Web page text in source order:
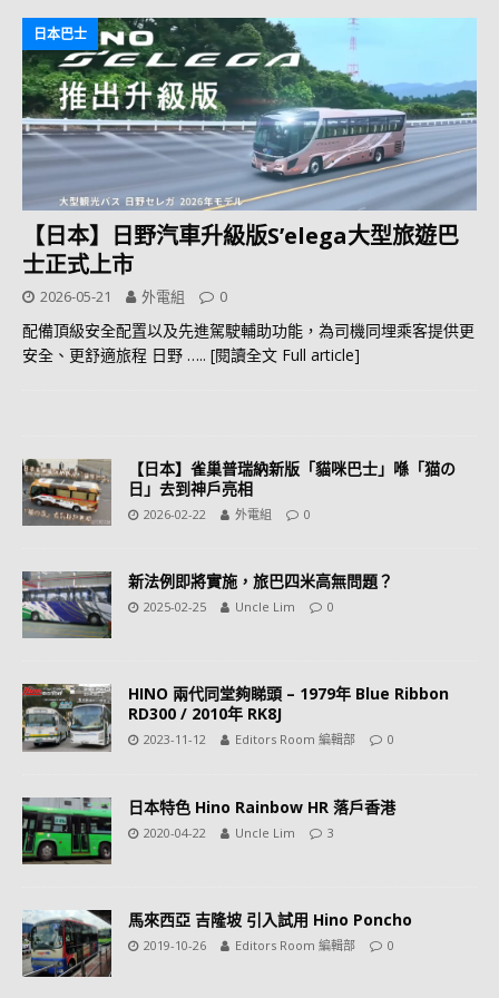
日本巴士
【日本】日野汽車升級版S’elega大型旅遊巴
士正式上市
2026-05-21 外電組 0
配備頂級安全配置以及先進駕駛輔助功能，為司機同埋乘客提供更
安全、更舒適旅程 日野 ….. [閱讀全文 Full article]
【日本】雀巢普瑞納新版「貓咪巴士」喺「猫の
日」去到神戶亮相
2026-02-22 外電組 0
新法例即將實施，旅巴四米高無問題？
2025-02-25 Uncle Lim 0
HINO 兩代同堂夠睇頭 – 1979年 Blue Ribbon
RD300 / 2010年 RK8J
2023-11-12 Editors Room 編輯部 0
日本特色 Hino Rainbow HR 落戶香港
2020-04-22 Uncle Lim 3
馬來西亞 吉隆坡 引入試用 Hino Poncho
2019-10-26 Editors Room 編輯部 0